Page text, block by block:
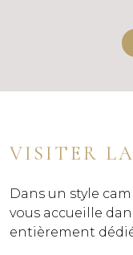
VISITER
Dans un style
vous accueille
entièrement